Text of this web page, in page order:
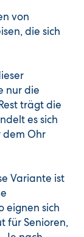
von
die sich
nur die
trägt die
es sich
dem Ohr
Variante ist
eignen sich
für Senioren,